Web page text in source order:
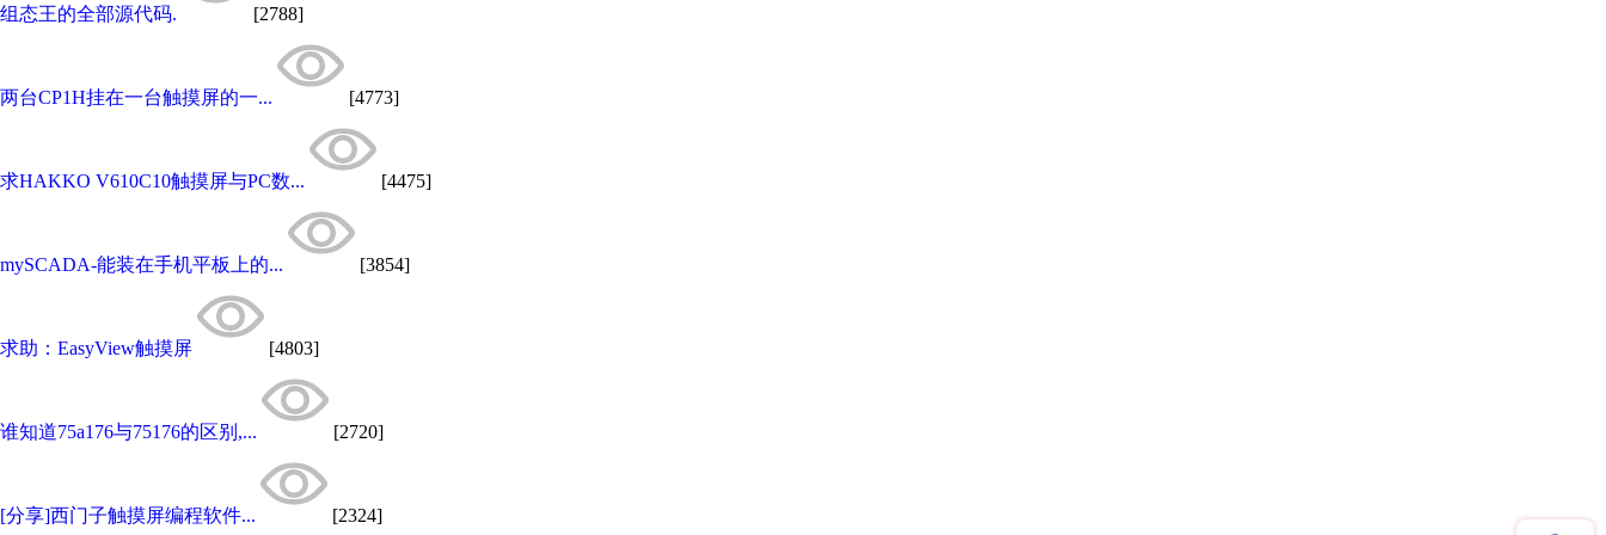
组态王的全部源代码. [2788]
两台CP1H挂在一台触摸屏的一... [4773]
求HAKKO V610C10触摸屏与PC数... [4475]
mySCADA-能装在手机平板上的... [3854]
求助：EasyView触摸屏 [4803]
谁知道75a176与75176的区别,... [2720]
[分享]西门子触摸屏编程软件... [2324]